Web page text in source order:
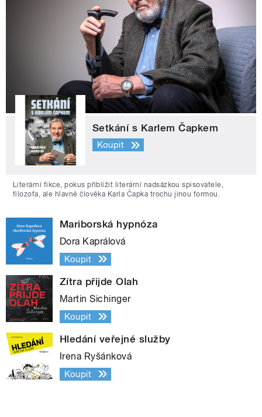
Setkání s Karlem Čapkem
Koupit
Literární fikce, pokus přiblížit literární nadsázkou spisovatele,
filozofa, ale hlavně člověka Karla Čapka trochu jinou formou.
Mariborská hypnóza
Dora Kaprálová
Koupit
Zítra přijde Olah
Martin Sichinger
Koupit
Hledání veřejné služby
Irena Ryšánková
Koupit